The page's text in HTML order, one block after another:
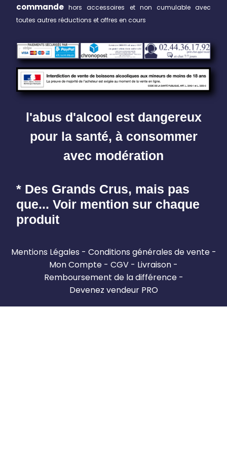
commande hors accessoires et non cumulable avec
toutes autres réductions et offres en cours
l'abus d'alcool est dangereux
pour la santé, à consommer
avec modération
* Des Grands Crus, mais pas
que... Voir mention sur chaque
produit
Mentions Légales
Conditions générales de vente
Mon Compte
CGV
Livraison
Remboursement de la différence
Devenez vendeur PRO